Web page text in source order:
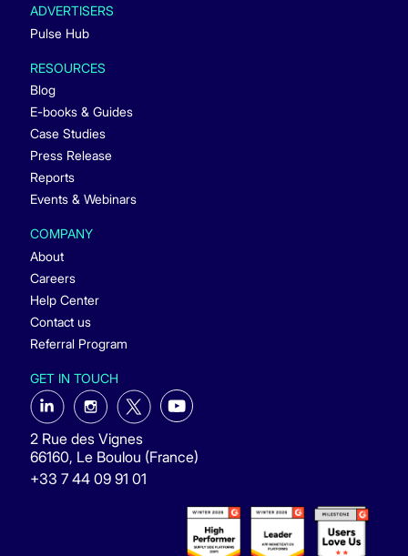
ADVERTISERS
Pulse Hub
RESOURCES
Blog
E-books & Guides
Case Studies
Press Release
Reports
Events & Webinars
COMPANY
About
Careers
Help Center
Contact us
Referral Program
GET IN TOUCH
2 Rue des Vignes
66160, Le Boulou (France)
+33 7 44 09 91 01